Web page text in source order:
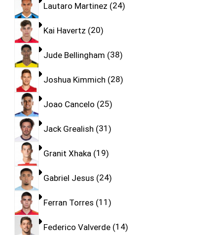
Lautaro Martinez 24
Kai Havertz 20
Jude Bellingham 38
Joshua Kimmich 28
Joao Cancelo 25
Jack Grealish 31
Granit Xhaka 19
Gabriel Jesus 24
Ferran Torres 11
Federico Valverde 14